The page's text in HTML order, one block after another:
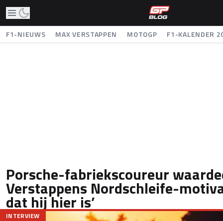
F1-NIEUWS MAX VERSTAPPEN MOTOGP F1-KALENDER
Porsche-fabriekscoureur
Verstappens Nordschleife-
dat hij hier is’
INTERVIEW